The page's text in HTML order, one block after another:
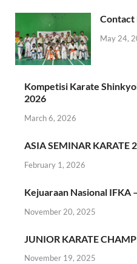
Contact
May 24,
Kompetisi Karate
2026
March 6, 2026
ASIA SEMINAR KARATE
February 1, 2026
Kejuaraan Nasional IFKA
November 20, 2025
JUNIOR KARATE
November 19, 2025